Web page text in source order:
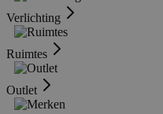
Verlichting
Ruimtes
Outlet